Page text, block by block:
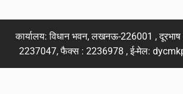
कार्यालय: विधान भवन, लखनऊ-226001 ,
2237047, फैक्स : 2236978 , ई-मेल: